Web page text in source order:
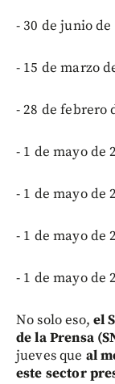
- 30 de junio
- 15 de marzo
- 28 de febrero
- 1 de mayo de
- 1 de mayo de
- 1 de mayo de
- 1 de mayo de
No solo eso, el
de la Prensa
jueves que al
este sector